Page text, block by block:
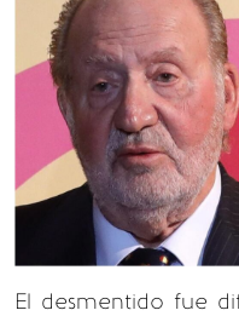
El desmentido fue